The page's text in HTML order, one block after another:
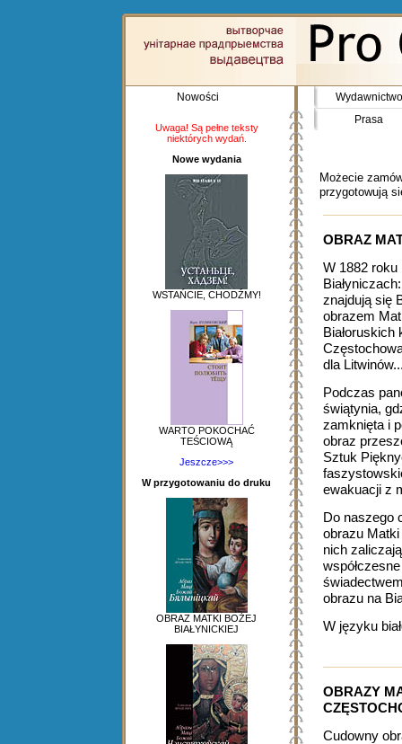
Nowości
Uwaga! Są pełne teksty
niektórych wydań.
Nowe wydania
WSTAŃCIE, CHODŹMY!
WARTO POKOCHAĆ
TEŚCIOWĄ
Jeszcze>>>
W przygotowaniu do druku
OBRAZ MATKI BOŻEJ
BIAŁYNICKIEJ
Wydawnictwo
Prasa
Możecie
przygotowują
OBRAZ
W 1882 roku
znajdują się
obrazem
dla
Podczas
świątynia,
zamknięta i
obraz
Sztuk
ewakuacji z
Do naszego
obrazu Matki
nich
obrazu na
W języku
OBRAZY
Cudowny